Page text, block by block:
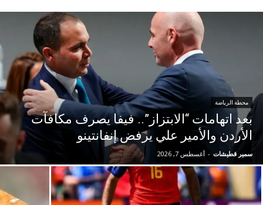
محطة الرياضة
بعد اتهامات “الابتزاز”.. فيفا يصرف مكافآت
الأردن والأمير علي يرفض إنفانتينو
سمير قطيشات - أغسطس 7, 2026